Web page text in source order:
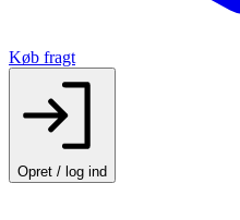
Køb fragt
Opret / log ind